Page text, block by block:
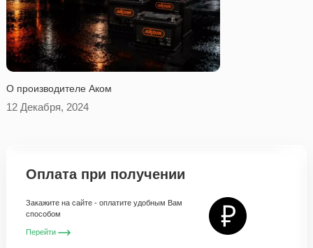
O производителе Аком
12 Декабря, 2024
Оплата при получении
Закажите на сайте - оплатите удобным Вам
способом
Перейти